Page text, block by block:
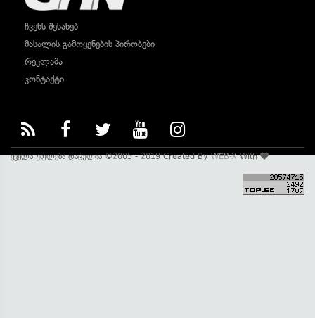
ჩვენს შესახებ
მასალის გამოყენების პირობები
რეკლამა
კონტაქტი
ყველა უფლება დაცულია ©2005 - 2019 Created ByWEB-XWith